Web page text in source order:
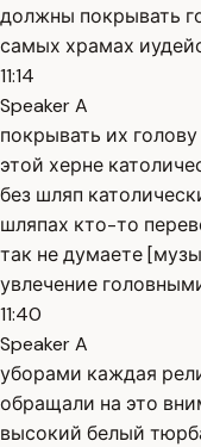
должны покрывать
самых храмах
11:14
Speaker A
покрывать их
этой херне
без шляп
шляпах кто-то
так не думаете
увлечение
11:40
Speaker A
уборами каждая
обращали на это
высокий белый